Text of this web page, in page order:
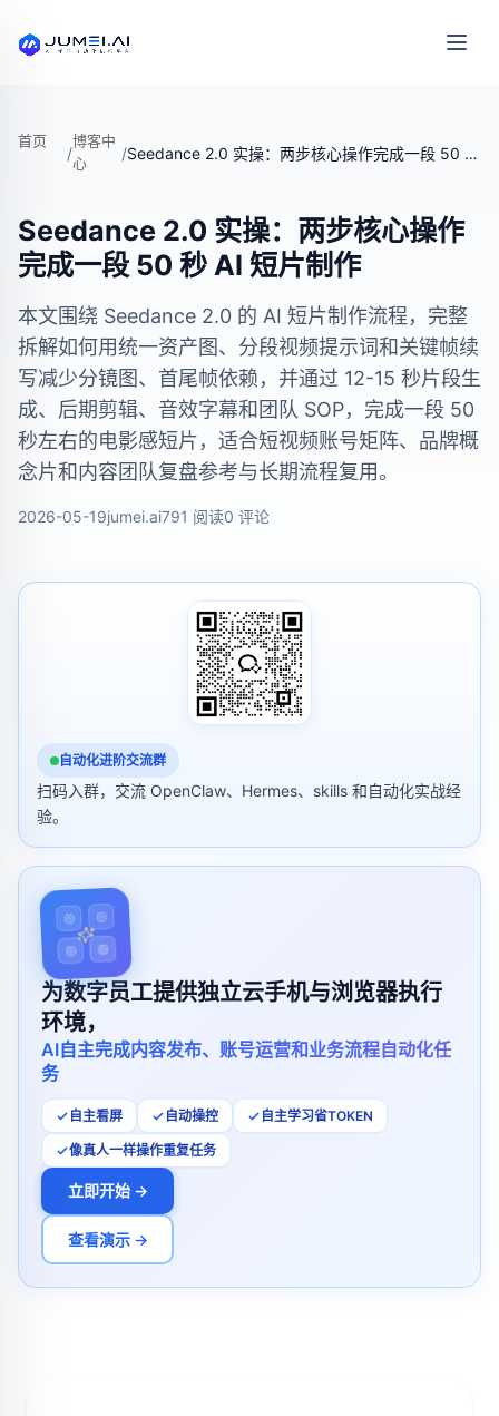
首页
/
博客中
心
/ Seedance 2.0 实操：两步核心操作完成一段 50 秒 AI 短片制作
Seedance 2.0 实操：两步核心操作
完成一段 50 秒 AI 短片制作
本文围绕 Seedance 2.0 的 AI 短片制作流程，完整
拆解如何用统一资产图、分段视频提示词和关键帧续
写减少分镜图、首尾帧依赖，并通过 12-15 秒片段生
成、后期剪辑、音效字幕和团队 SOP，完成一段 50
秒左右的电影感短片，适合短视频账号矩阵、品牌概
念片和内容团队复盘参考与长期流程复用。
2026-05-19jumei.ai791 阅读0 评论
自动化进阶交流群
扫码入群，交流 OpenClaw、Hermes、skills 和自动化实战经
验。
为数字员工提供独立云手机与浏览器执行
环境，
AI自主完成内容发布、账号运营和业务流程自动化任
务
自主看屏 自动操控 自主学习省TOKEN
像真人一样操作重复任务
立即开始 →
查看演示 →